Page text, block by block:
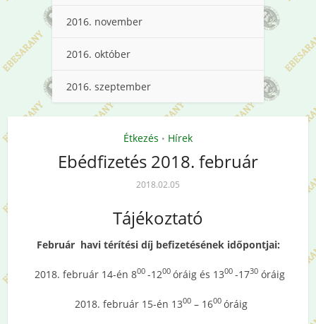
2016. november
2016. október
2016. szeptember
Étkezés • Hírek
Ebédfizetés 2018. február
2018.02.05
Tájékoztató
Február havi térítési díj befizetésének időpontjai:
2018. február 14-én 800 -1200 óráig és 1300 -1730óráig
2018. február 15-én 1300– 1600 óráig